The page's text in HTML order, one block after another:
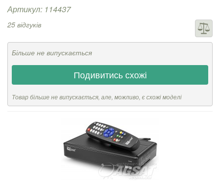
Артикул: 114437
25 відгуків
Більше не випускається
Подивитись схожі
Товар більше не випускається, але, можливо, є схожі моделі